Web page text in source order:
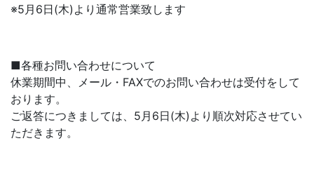
※5月6日(木)より通常営業致します
■各種お問い合わせについて
休業期間中、メール・FAXでのお問い合わせは受付をして
おります。
ご返答につきましては、5月6日(木)より順次対応させてい
ただきます。